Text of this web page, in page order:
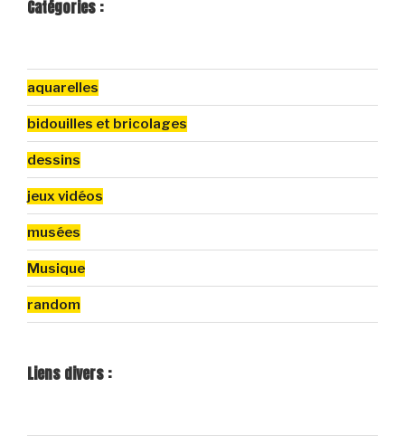
Catégories :
aquarelles
bidouilles et bricolages
dessins
jeux vidéos
musées
Musique
random
Liens divers :